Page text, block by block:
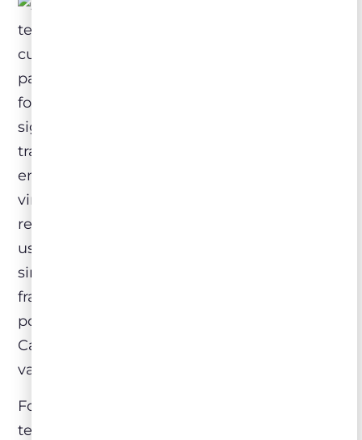
tecnologia ou globalização, o modo de
cuidar dos vinhedos e produzir vinhos foi
passado de uma geração para outra de
forma oral ou manuscrita, sem avanços
significativos por séculos. Este zelo pela
tradição criou uma identidade singular
entre o vinho e a terra a ponto de cada
vinho passar a ser conhecido pela sua
região de origem em detrimento da uva
usada. Até recentemente, um Bordeaux era
simplesmente conhecido como um vinho
francês feito na região da Aquitânia e não
por ser um corte de Cabernet Sauvignon,
Cabernet Franc, Merlot entre outras
variedades.
Foi daí que nasceu o conceito de
termo muitas vezes mal compreendido.